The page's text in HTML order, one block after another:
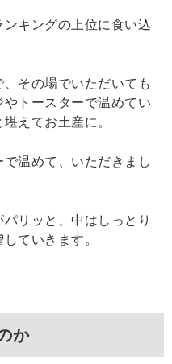
キングの上位に食い込
その場でいただいても
トースターで温めてい
えてお土産に。
温めて、いただきまし
リッと、中はしっとり
ていきます。
か